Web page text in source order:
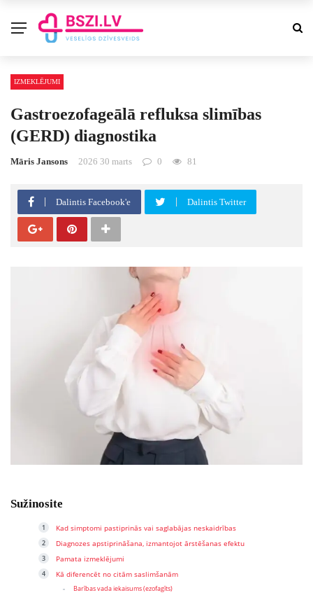
IZMEKLĒJUMI
Gastroezofageālā refluksa slimības
(GERD) diagnostika
Māris Jansons 2026 30 marts 0 81
Dalintis Facebook'e Dalintis Twitter
Sužinosite
Kad simptomi pastiprinās vai saglabājas neskaidrības
Diagnozes apstiprināšana, izmantojot ārstēšanas efektu
Pamata izmeklējumi
Kā diferencēt no citām saslimšanām
Barības vada iekaisums (ezofagīts)